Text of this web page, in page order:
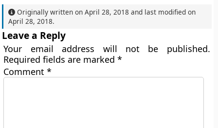
Originally written onApril 28, 2018 and last modified on
April 28, 2018.
Leave a Reply
Your email address will not be published.
Required fields are marked*
Comment*